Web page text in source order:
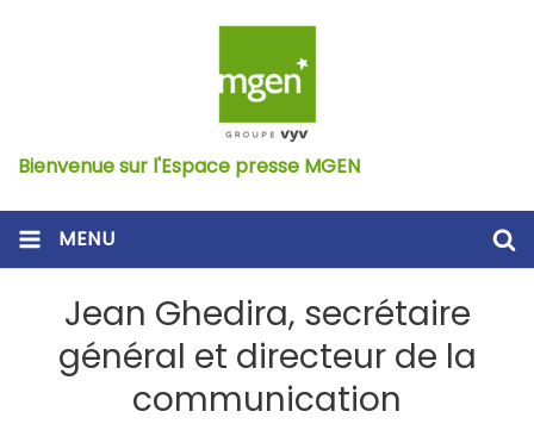
Bienvenue sur l'Espace presse MGEN
MENU
Jean Ghedira, secrétaire
général et directeur de la
communication